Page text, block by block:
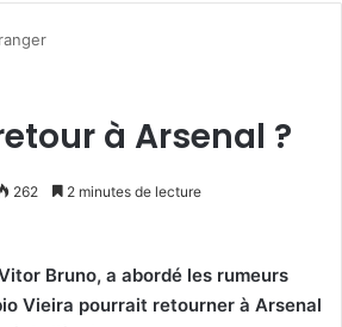
à Arsenal ?
262 2 minutes de lecture
Bruno, a abordé les rumeurs
Vieira pourrait retourner à Arsenal